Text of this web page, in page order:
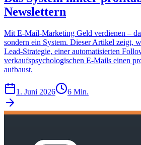
Newslettern
Mit E-Mail-Marketing Geld verdienen –
sondern ein System. Dieser Artikel zeigt,
Lead-Strategie, einer automatisierten
verkaufspsychologischen E-Mails einen
aufbaust.
1. Juni 2026 6 Min.